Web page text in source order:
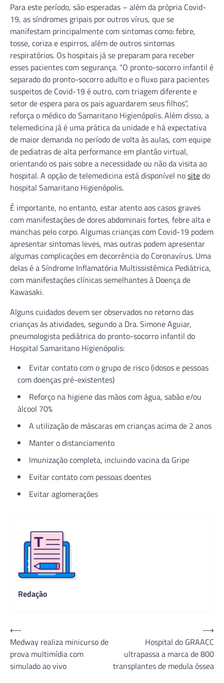
Para este período, são esperadas – além da própria Covid-
19, as síndromes gripais por outros vírus, que se
manifestam principalmente com sintomas como: febre,
tosse, coriza e espirros, além de outros sintomas
respiratórios. Os hospitais já se preparam para receber
esses pacientes com segurança. “O pronto-socorro infantil é
separado do pronto-socorro adulto e o fluxo para pacientes
suspeitos de Covid-19 é outro, com triagem diferente e
setor de espera para os pais aguardarem seus filhos”,
reforça o médico do Samaritano Higienópolis. Além disso, a
telemedicina já é uma prática da unidade e há expectativa
de maior demanda no período de volta às aulas, com equipe
de pediatras de alta performance em plantão virtual,
orientando os pais sobre a necessidade ou não da visita ao
hospital. A opção de telemedicina está disponível nositedo
hospital Samaritano Higienópolis.
É importante, no entanto, estar atento aos casos graves
com manifestações de dores abdominais fortes, febre alta e
manchas pelo corpo. Algumas crianças com Covid-19 podem
apresentar sintomas leves, mas outras podem apresentar
algumas complicações em decorrência do Coronavírus. Uma
delas é a Síndrome Inflamatória Multissistêmica Pediátrica,
com manifestações clínicas semelhantes à Doença de
Kawasaki.
Alguns cuidados devem ser observados no retorno das
crianças às atividades, segundo a Dra. Simone Aguiar,
pneumologista pediátrica do pronto-socorro infantil do
Hospital Samaritano Higienópolis:
Evitar contato com o grupo de risco (idosos e pessoas
com doenças pré-existentes)
Reforço na higiene das mãos com água, sabão e/ou
álcool 70%
A utilização de máscaras em crianças acima de 2 anos
Manter o distanciamento
Imunização completa, incluindo vacina da Gripe
Evitar contato com pessoas doentes
Evitar aglomerações
Redação
Navegação
de
Post
⟵
Medway realiza minicurso de
prova multimídia com
simulado ao vivo
Hospital do GRAACC
ultrapassa a marca de 800
transplantes de medula óssea
⟶